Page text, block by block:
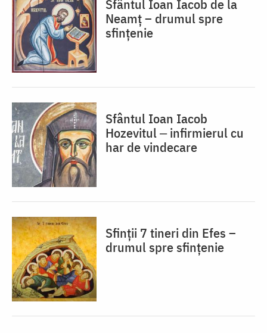
Sfântul Ioan Iacob de la
Neamț – drumul spre
sfințenie
Sfântul Ioan Iacob
Hozevitul ‒ infirmierul cu
har de vindecare
Sfinții 7 tineri din Efes –
drumul spre sfințenie